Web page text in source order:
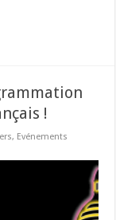
!
, Evénements